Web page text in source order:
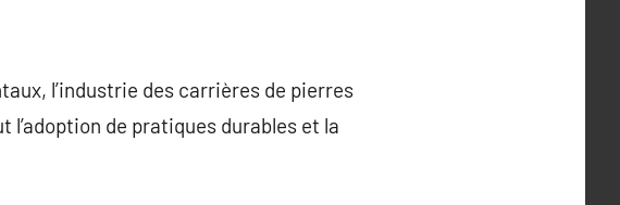
l’industrie des carrières de pierres
l’adoption de pratiques durables et la